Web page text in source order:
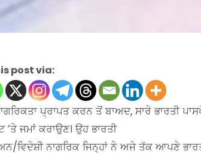
post via:
ਪ੍ਰਾਪਤ ਕਰਨ ਤੋਂ ਬਾਅਦ, ਸਾਰੇ ਭਾਰਤੀ
ਜਮਾਂ ਕਰਾਉਣ। ਉਹ ਭਾਰਤੀ
ਵਿਦੇਸ਼ੀ ਨਾਗਰਿਕ ਜਿਨ੍ਹਾਂ ਨੇ ਅਜੇ ਤੱਕ ਆਪਣੇ